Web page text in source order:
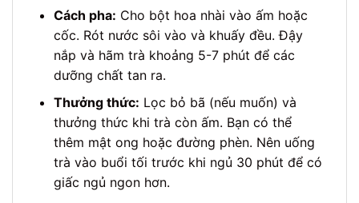
Cách pha: Cho bột hoa nhài vào ấm hoặc
cốc. Rót nước sôi vào và khuấy đều. Đậy
nắp và hãm trà khoảng 5-7 phút để các
dưỡng chất tan ra.
Thưởng thức: Lọc bỏ bã (nếu muốn) và
thưởng thức khi trà còn ấm. Bạn có thể
thêm mật ong hoặc đường phèn. Nên uống
trà vào buổi tối trước khi ngủ 30 phút để có
giấc ngủ ngon hơn.